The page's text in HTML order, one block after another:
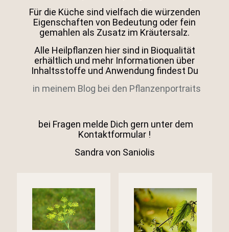
Für die Küche sind vielfach die würzenden
Eigenschaften von Bedeutung oder fein
gemahlen als Zusatz im Kräutersalz.
Alle Heilpflanzen hier sind in Bioqualität
erhältlich und mehr Informationen über
Inhaltsstoffe und Anwendung findest Du
in meinem Blog bei den Pflanzenportraits
bei Fragen melde Dich gern unter dem
Kontaktformular !
Sandra von Saniolis